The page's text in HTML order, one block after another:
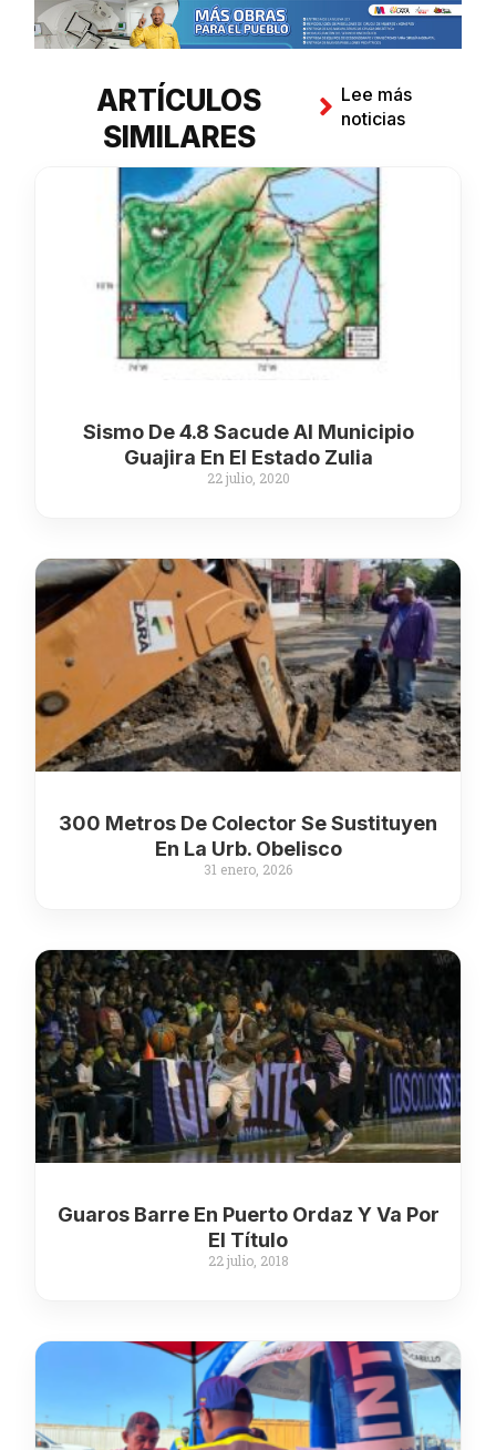
ARTÍCULOS
SIMILARES
Lee más
noticias
Sismo De 4.8 Sacude Al Municipio
Guajira En El Estado Zulia
22 julio, 2020
300 Metros De Colector Se Sustituyen
En La Urb. Obelisco
31 enero, 2026
Guaros Barre En Puerto Ordaz Y Va Por
El Título
22 julio, 2018